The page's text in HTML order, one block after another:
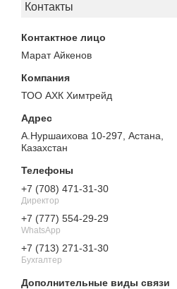
Контакты
Марат Айкенов
ТОО АХК Химтрейд
А.Нуршаихова 10-297, Астана,
Казахстан
+7 (708) 471-31-30
Директор
+7 (777) 554-29-29
WhatsApp
+7 (713) 271-31-30
Бухгалтер